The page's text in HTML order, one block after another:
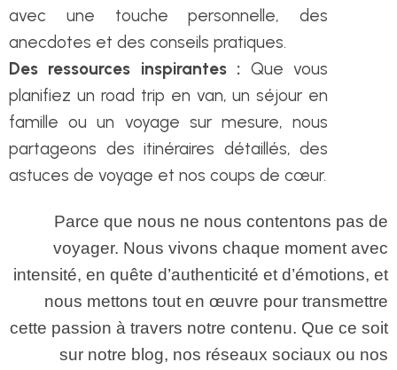
avec une touche personnelle, des
anecdotes et des conseils pratiques.
Des ressources inspirantes : Que vous
planifiez un road trip en van, un séjour en
famille ou un voyage sur mesure, nous
partageons des itinéraires détaillés, des
astuces de voyage et nos coups de cœur.
Parce que nous ne nous contentons pas de
voyager. Nous vivons chaque moment avec
intensité, en quête d’authenticité et d’émotions, et
nous mettons tout en œuvre pour transmettre
cette passion à travers notre contenu. Que ce soit
sur notre blog, nos réseaux sociaux ou nos